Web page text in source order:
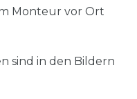
Monteur vor Ort
sind in den Bildern